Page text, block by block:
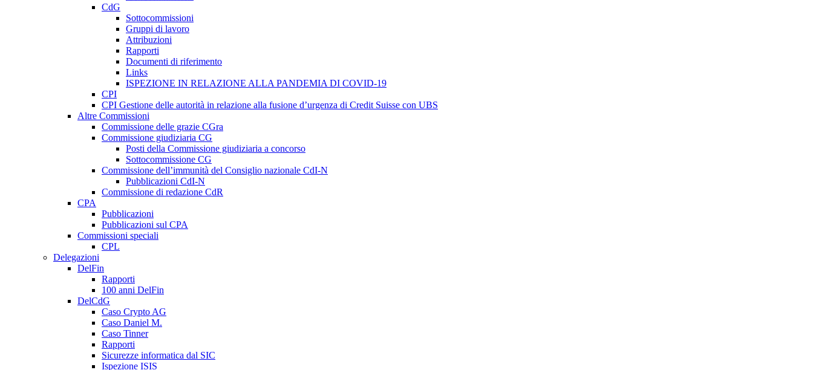
CdG
Sottocommissioni
Gruppi di lavoro
Attribuzioni
Rapporti
Documenti di riferimento
Links
ISPEZIONE IN RELAZIONE ALLA PANDEMIA DI COVID-19
CPI
CPI Gestione delle autorità in relazione alla fusione d’urgenza di Credit Suisse con UBS
Altre Commissioni
Commissione delle grazie CGra
Commissione giudiziaria CG
Posti della Commissione giudiziaria a concorso
Sottocommissione CG
Commissione dell’immunità del Consiglio nazionale CdI-N
Pubblicazioni CdI-N
Commissione di redazione CdR
CPA
Pubblicazioni
Pubblicazioni sul CPA
Commissioni speciali
CPL
Delegazioni
DelFin
Rapporti
100 anni DelFin
DelCdG
Caso Crypto AG
Caso Daniel M.
Caso Tinner
Rapporti
Sicurezze informatica dal SIC
Ispezione ISIS